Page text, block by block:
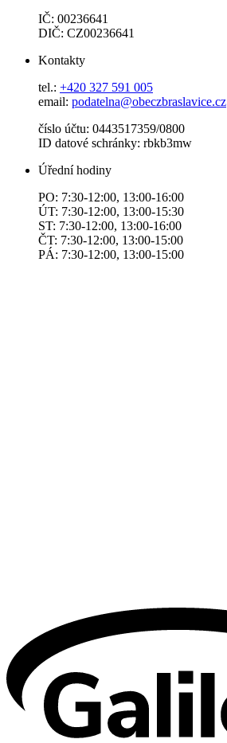
IČ: 00236641
DIČ: CZ00236641
Kontakty
tel.: +420 327 591 005
email: podatelna@obeczbraslavice.cz
číslo účtu: 0443517359/0800
ID datové schránky: rbkb3mw
Úřední hodiny
PO: 7:30-12:00, 13:00-16:00
ÚT: 7:30-12:00, 13:00-15:30
ST: 7:30-12:00, 13:00-16:00
ČT: 7:30-12:00, 13:00-15:00
PÁ: 7:30-12:00, 13:00-15:00